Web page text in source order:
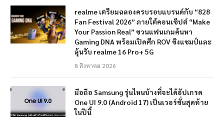
realme เตรียมฉลองครบรอบแบรนด์กับ “828
Fan Festival 2026” ภายใต้คอนเซ็ปต์ “Make
Your Passion Real” ชวนแฟนเกมค้นหา
Gaming DNA พร้อมเปิดศึก ROV ชิงแชมป์และ
ลุ้นรับ realme 16 Pro+ 5G
8 สิงหาคม 2026
มือถือ Samsung รุ่นไหนบ้างที่จะได้อัปเกรด
One UI 9.0 (Android 17) เป็นเวอร์ชั่นสุดท้าย
ในปีนี้